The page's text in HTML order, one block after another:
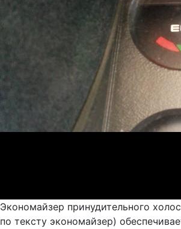
Экономайзер принудительного
по тексту экономайзер)